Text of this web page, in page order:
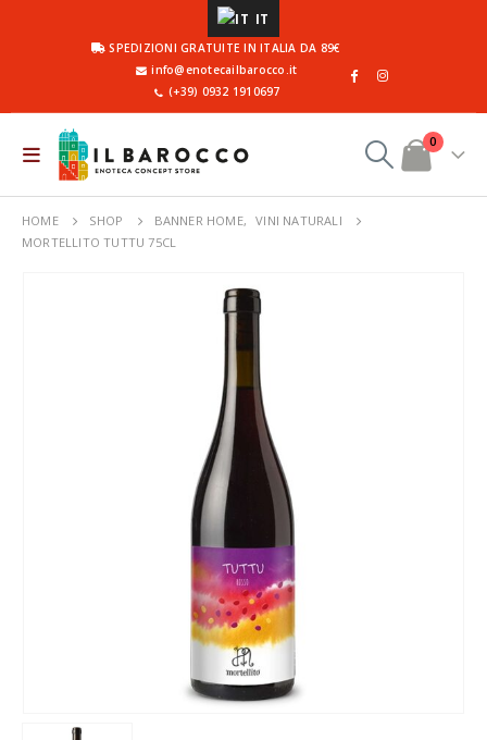
IT
SPEDIZIONI GRATUITE IN ITALIA DA 89€
info@enotecailbarocco.it
(+39) 0932 1910697
0
HOME SHOP BANNER HOME,
VINI NATURALI
MORTELLITO TUTTU 75CL